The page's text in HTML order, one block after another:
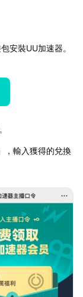
安裝UU加速器。
，輸入獲得的兌換